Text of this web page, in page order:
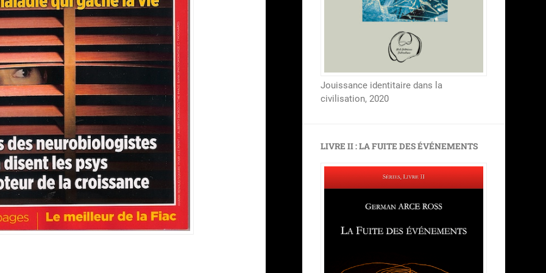
Jouissance identitaire dans la
civilisation, 2020
LIVRE II : LA FUITE DES ÉVÉNEMENTS